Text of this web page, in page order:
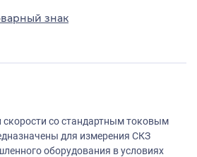
знак
скорости со стандартным токовым
для измерения СКЗ
оборудования в условиях